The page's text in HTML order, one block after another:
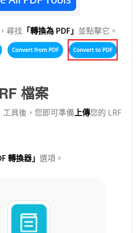
尋找 「轉換為 PDF」 並點擊它。
檔案
工具後，您即可準備上傳您的 LRF
轉換器」選項。